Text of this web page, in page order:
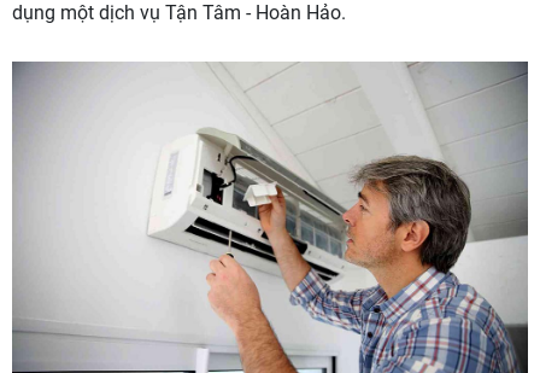
dụng một dịch vụ Tận Tâm - Hoàn Hảo.